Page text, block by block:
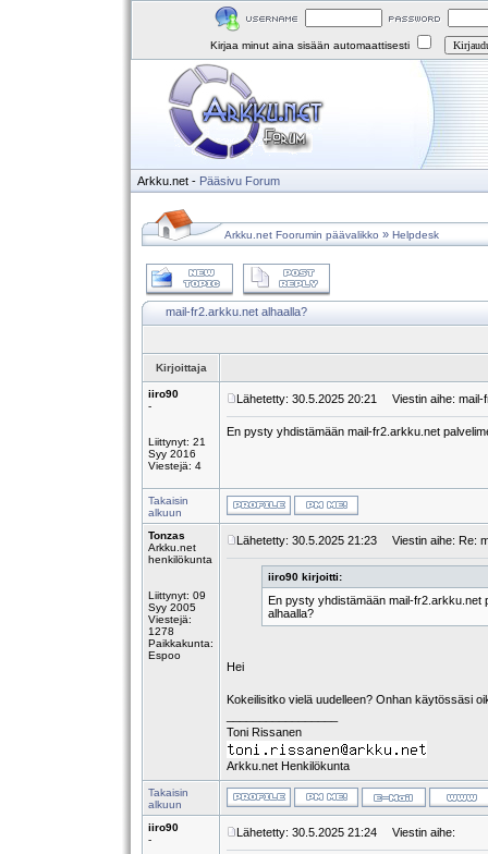
Kirjaa minut aina sisään automaattisesti
Arkku.net - Pääsivu Forum
Arkku.net Foorumin päävalikko » Helpdesk
mail-fr2.arkku.net alhaalla?
Kirjoittaja
iiro90
-
Liittynyt: 21
Syy 2016
Viestejä: 4
Lähetetty: 30.5.2025 20:21 Viestin aihe: mail-
En pysty yhdistämään mail-fr2.arkku.net
Takaisin
alkuun
Tonzas
Arkku.net
henkilökunta
Liittynyt: 09
Syy 2005
Viestejä:
1278
Paikkakunta:
Espoo
Lähetetty: 30.5.2025 21:23 Viestin aihe: Re:
iiro90 kirjoitti:
En pysty yhdistämään mail-fr2.arkku.net
alhaalla?
Hei
Kokeilisitko vielä uudelleen? Onhan käytössäsi
Toni Rissanen
Arkku.net Henkilökunta
Takaisin
alkuun
iiro90
-
Lähetetty: 30.5.2025 21:24 Viestin aihe: